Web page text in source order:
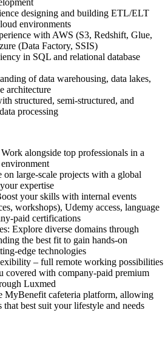
designing and building ETL/ELT
environments
with AWS (S3, Redshift, Glue,
(Data Factory, SSIS)
in SQL and relational database
of data warehousing, data lakes,
architecture
structured, semi-structured, and
processing
alongside top professionals in a
large-scale projects with a global
expertise
your skills with internal events
workshops), Udemy access, language
paid certifications
Explore diverse domains through
the best fit to gain hands-on
edge technologies
– full remote working possibilities
covered with company-paid premium
Luxmed
MyBenefit cafeteria platform, allowing
that best suit your lifestyle and needs